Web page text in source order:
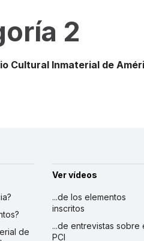
2
Cultural Inmaterial de
de
Ver vídeos
...de los elementos
inscritos
...de entrevistas sobre
PCI